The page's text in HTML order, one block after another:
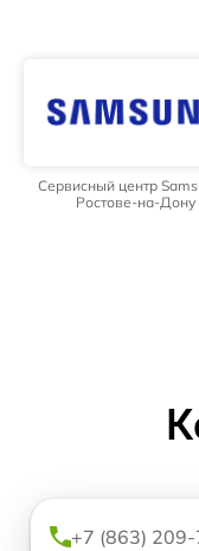
Сервисный центр
Ростове-на-Дону
+7 (863)